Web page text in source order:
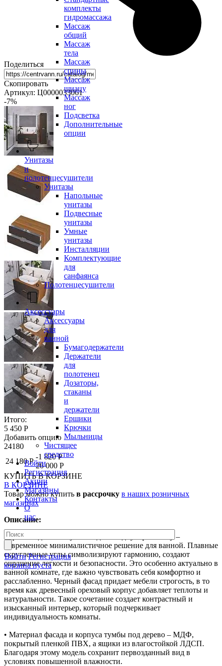
комплекты
гидромассажа
Массаж
общий
Массаж
тела
Массаж
спины
Массаж
шиацу
Массаж
ног
Подсветка
Дополнительные
опции
Унитазы
и
полотенцесушители
Унитазы
Напольные
унитазы
Подвесные
унитазы
Умные
унитазы
Инсталляции
Комплектующие
для
санфаянса
Полотенцесушители
Аксессуары
Аксессуары
для
ванной
Бумагодержатели
Держатели
для
полотенец
Дозаторы,
стаканы
и
держатели
Ершики
Крючки
Мыльницы
Чистящее
средство
Войти
Регистрация
Акции
Магазины
Контакты
О
нас
Войти Регистрация
корзина пуста
Поделиться
Скопировать
Артикул: Ц0000033061
-7%
Итого:
5 450 Р
Добавить опцию
24180
24 180 Р
-1 820 Р
26 000 Р
КУПИТЬ В КОРЗИНЕ
В КОРЗИНЕ
Товар можно купить в рассрочку в наших розничных
магазинах
Описание:
Черная подвесная тумба под накладную раковину –
современное минималистичное решение для ванной. Плавные
скругленные углы символизируют гармонию, создают
ощущение легкости и безопасности. Это особенно актуально в
ванной комнате, где важно чувствовать себя комфортно и
расслабленно. Черный фасад придает мебели строгость, в то
время как древесный ореховый корпус добавляет теплоты и
натуральности. Такое сочетание создает контрастный и
изысканный интерьер, который подчеркивает
индивидуальность комнаты.
• Материал фасада и корпуса тумбы под дерево – МДФ,
покрытый пленкой ПВХ, а ящики из влагостойкой ЛДСП.
Благодаря этому модель сохранит первозданный вид в
условиях повышенной влажности.